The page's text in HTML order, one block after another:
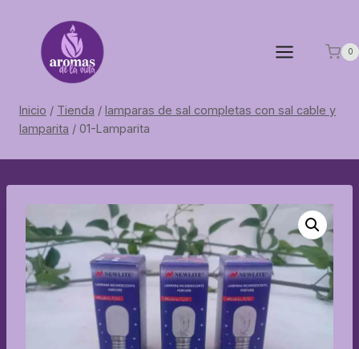
contenido
0
Inicio / Tienda / lamparas de sal completas con sal cable y
lamparita / 01-Lamparita